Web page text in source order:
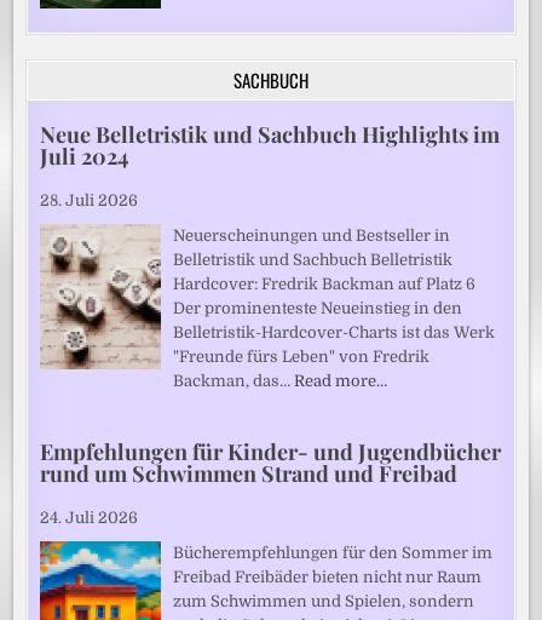
SACHBUCH
Neue Belletristik und Sachbuch Highlights im
Juli 2024
28. Juli 2026
Neuerscheinungen und Bestseller in
Belletristik und Sachbuch Belletristik
Hardcover: Fredrik Backman auf Platz 6
Der prominenteste Neueinstieg in den
Belletristik-Hardcover-Charts ist das Werk
"Freunde fürs Leben" von Fredrik
Backman, das…Read more…
Empfehlungen für Kinder- und Jugendbücher
rund um Schwimmen Strand und Freibad
24. Juli 2026
Bücherempfehlungen für den Sommer im
Freibad Freibäder bieten nicht nur Raum
zum Schwimmen und Spielen, sondern